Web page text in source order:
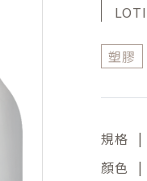
塑膠
規格 |
顏色 |